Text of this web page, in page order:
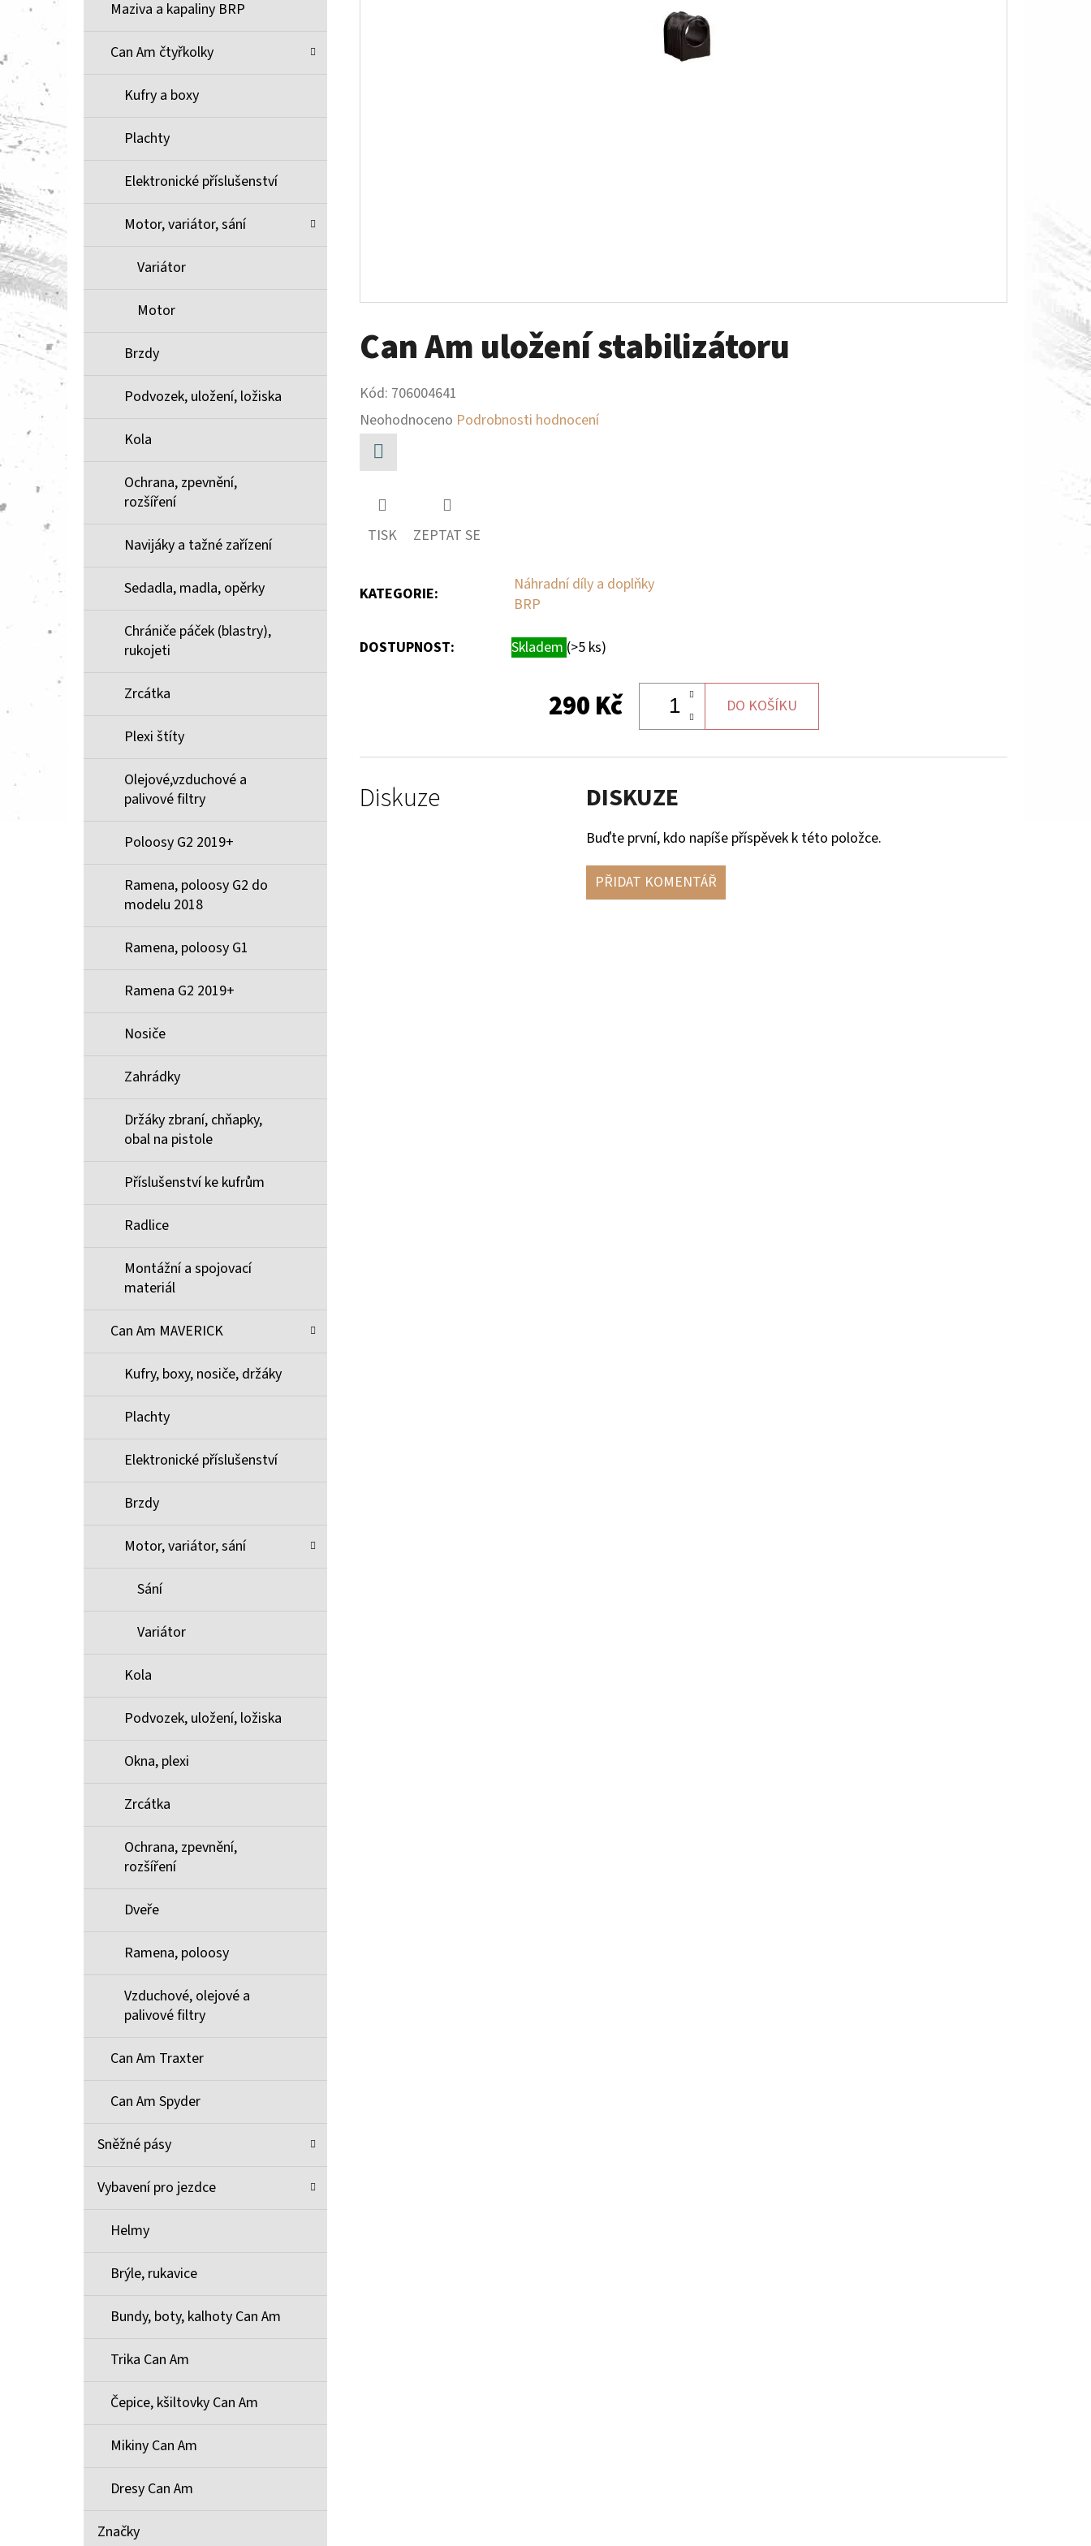
Maziva a kapaliny BRP
Can Am čtyřkolky
Kufry a boxy
Plachty
Elektronické příslušenství
Motor, variátor, sání
Variátor
Motor
Brzdy
Podvozek, uložení, ložiska
Kola
Ochrana, zpevnění,
rozšíření
Navijáky a tažné zařízení
Sedadla, madla, opěrky
Chrániče páček (blastry),
rukojeti
Zrcátka
Plexi štíty
Olejové,vzduchové a
palivové filtry
Poloosy G2 2019+
Ramena, poloosy G2 do
modelu 2018
Ramena, poloosy G1
Ramena G2 2019+
Nosiče
Zahrádky
Držáky zbraní, chňapky,
obal na pistole
Příslušenství ke kufrům
Radlice
Montážní a spojovací
materiál
Can Am MAVERICK
Kufry, boxy, nosiče, držáky
Plachty
Elektronické příslušenství
Brzdy
Motor, variátor, sání
Sání
Variátor
Kola
Podvozek, uložení, ložiska
Okna, plexi
Zrcátka
Ochrana, zpevnění,
rozšíření
Dveře
Ramena, poloosy
Vzduchové, olejové a
palivové filtry
Can Am Traxter
Can Am Spyder
Sněžné pásy
Vybavení pro jezdce
Helmy
Brýle, rukavice
Bundy, boty, kalhoty Can Am
Trika Can Am
Čepice, kšiltovky Can Am
Mikiny Can Am
Dresy Can Am
Značky
Can Am uložení stabilizátoru
Kód: 706004641
Průměrné
hodnocení
produktu
0,0
Neohodnoceno Podrobnosti hodnocení
TISK ZEPTAT SE
KATEGORIE:
Náhradní díly a doplňky
BRP
DOSTUPNOST: Skladem (>5 ks)
290 Kč DO KOŠÍKU
Diskuze DISKUZE
Buďte první, kdo napíše příspěvek k této položce.
PŘIDAT KOMENTÁŘ
BRZDOVÉ DESTIČKY ZE SLINUTÉHO KOVU
1 100 Kč
PALIVOVÉ ČERPADLO S MĚŘÁKEM PALIVA CAN-